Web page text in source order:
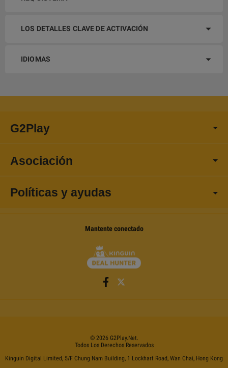
LOS DETALLES CLAVE DE ACTIVACIÓN
IDIOMAS
G2Play
Asociación
Políticas y ayudas
Mantente conectado
© 2026 G2Play.net.
Todos Los Derechos Reservados
Kinguin Digital Limited, 5/F Chung Nam Building, 1 Lockhart Road, Wan Chai, Hong Kong